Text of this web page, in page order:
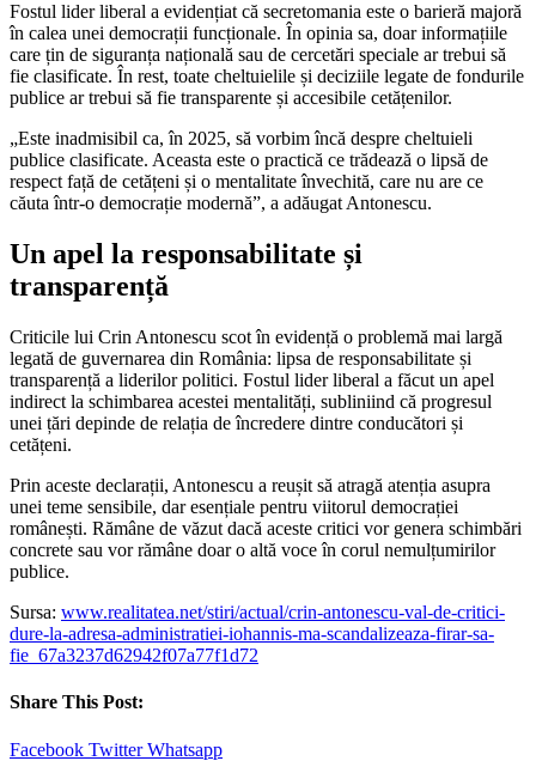
Fostul lider liberal a evidențiat că secretomania este o barieră majoră
în calea unei democrații funcționale. În opinia sa, doar informațiile
care țin de siguranța națională sau de cercetări speciale ar trebui să
fie clasificate. În rest, toate cheltuielile și deciziile legate de fondurile
publice ar trebui să fie transparente și accesibile cetățenilor.
„Este inadmisibil ca, în 2025, să vorbim încă despre cheltuieli
publice clasificate. Aceasta este o practică ce trădează o lipsă de
respect față de cetățeni și o mentalitate învechită, care nu are ce
căuta într-o democrație modernă”, a adăugat Antonescu.
Un apel la responsabilitate și
transparență
Criticile lui Crin Antonescu scot în evidență o problemă mai largă
legată de guvernarea din România: lipsa de responsabilitate și
transparență a liderilor politici. Fostul lider liberal a făcut un apel
indirect la schimbarea acestei mentalități, subliniind că progresul
unei țări depinde de relația de încredere dintre conducători și
cetățeni.
Prin aceste declarații, Antonescu a reușit să atragă atenția asupra
unei teme sensibile, dar esențiale pentru viitorul democrației
românești. Rămâne de văzut dacă aceste critici vor genera schimbări
concrete sau vor rămâne doar o altă voce în corul nemulțumirilor
publice.
Sursa: www.realitatea.net/stiri/actual/crin-antonescu-val-de-critici-
dure-la-adresa-administratiei-iohannis-ma-scandalizeaza-firar-sa-
fie_67a3237d62942f07a77f1d72
Share This Post:
Facebook Twitter Whatsapp